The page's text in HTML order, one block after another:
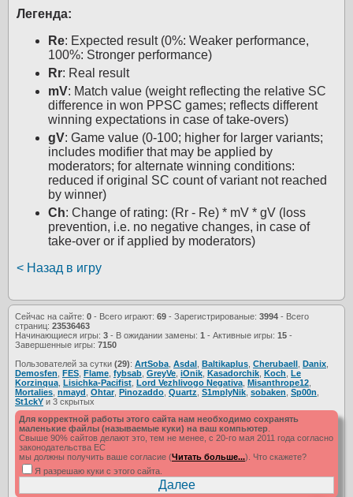
Легенда:
Re: Expected result (0%: Weaker performance,
100%: Stronger performance)
Rr: Real result
mV: Match value (weight reflecting the relative SC
difference in won PPSC games; reflects different
winning expectations in case of take-overs)
gV: Game value (0-100; higher for larger variants;
includes modifier that may be applied by
moderators; for alternate winning conditions:
reduced if original SC count of variant not reached
by winner)
Ch: Change of rating: (Rr - Re) * mV * gV (loss
prevention, i.e. no negative changes, in case of
take-over or if applied by moderators)
< Назад в игру
Сейчас на сайте: 0 - Всего играют: 69 - Зарегистрированые: 3994 - Всего
страниц: 23536463
Начинающиеся игры: 3 - В ожидании замены: 1 - Активные игры: 15 -
Завершенные игры: 7150
Пользователей за сутки (29): ArtSoba Asdal Baltikaplus Cherubaell Danix
Demosfen FES Flame fybsab GreyVe iOnik Kasadorchik Koch Le
Korzinqua Lisichka-Pacifist Lord Vezhlivogo Negativa Misanthrope12
Mortalies nmayd Ohtar, Pinozaddo Quartz S1mplyNik sobaken Sp00n
St1ckY и 3 скрытых
Для корректной работы этого сайта нам необходимо сохранять
маленькие файлы (называемые куки) на ваш компьютер
Свыше 90% сайтов делают это, тем не менее, с 20-го мая 2011 года согласно
законодательства ЕС
мы должны получить ваше согласие (Читать больше...). Что скажете?
Я разрешаю куки с этого сайта.